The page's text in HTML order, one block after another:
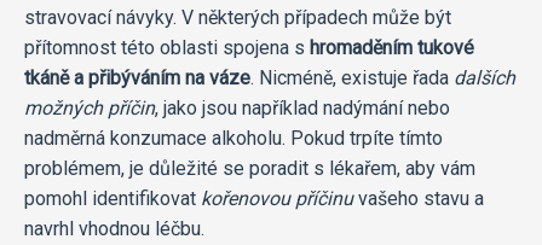
stravovací návyky. V některých případech může být
přítomnost této oblasti spojena s hromaděním tukové
tkáně a přibýváním na váze. Nicméně, existuje řada dalších
možných příčin, jako jsou například nadýmání nebo
nadměrná konzumace alkoholu. Pokud trpíte tímto
problémem, je důležité se poradit s lékařem, aby vám
pomohl identifikovat kořenovou příčinuvašeho stavu a
navrhl vhodnou léčbu.